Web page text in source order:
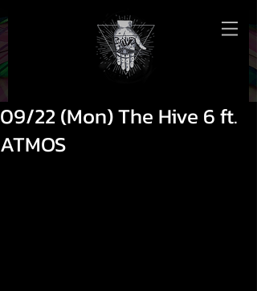
09/22 (Mon) The Hive 6 ft.
ATMOS